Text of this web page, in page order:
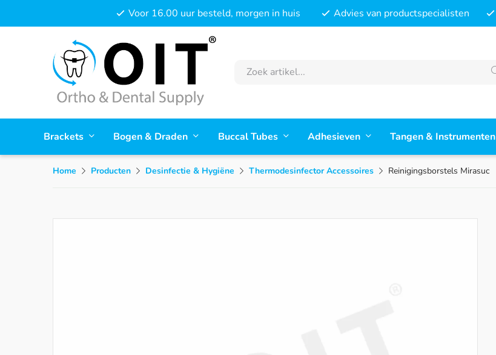
Voor 16.00 uur besteld, morgen in huis Advies van productspecialisten
Brackets Bogen & Draden Buccal Tubes Adhesieven Tangen & Instrumenten
Home Producten Desinfectie & Hygiëne Thermodesinfector Accessoires Reinigingsborstels Mirasuc